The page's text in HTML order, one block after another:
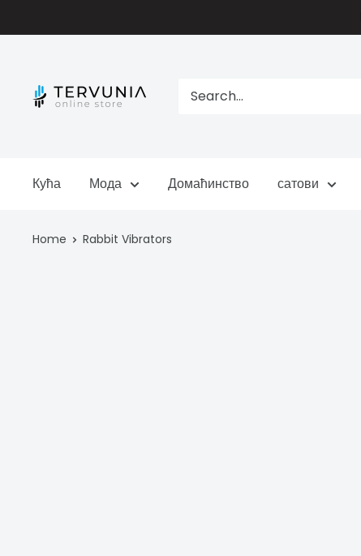
to
TERVUNIA
Кућа Мода Домаћинство сатови
Home Rabbit Vibrators